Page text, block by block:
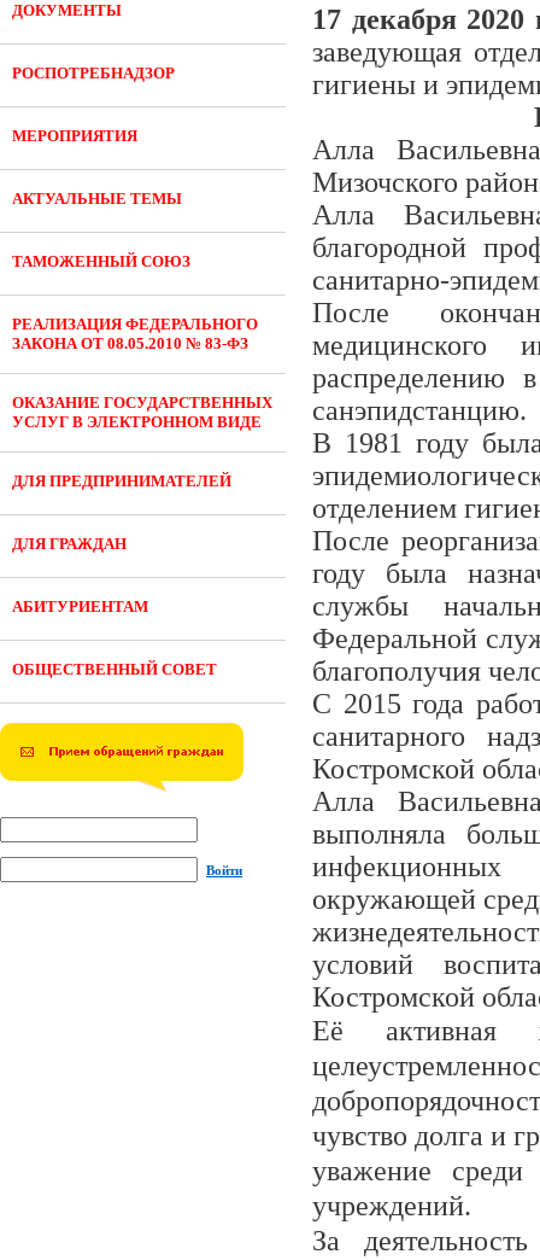
ДОКУМЕНТЫ
РОСПОТРЕБНАДЗОР
МЕРОПРИЯТИЯ
АКТУАЛЬНЫЕ ТЕМЫ
ТАМОЖЕННЫЙ СОЮЗ
РЕАЛИЗАЦИЯ ФЕДЕРАЛЬНОГО
ЗАКОНА ОТ 08.05.2010 № 83-ФЗ
ОКАЗАНИЕ ГОСУДАРСТВЕННЫХ
УСЛУГ В ЭЛЕКТРОННОМ ВИДЕ
ДЛЯ ПРЕДПРИНИМАТЕЛЕЙ
ДЛЯ ГРАЖДАН
АБИТУРИЕНТАМ
ОБЩЕСТВЕННЫЙ СОВЕТ
Войти
17 декабря
заведующая
гигиены и
Алла
Мизочского
Алла
благородной
санитарно-
После
медицинского
распределению
санэпидстанцию.
В 1981 году
отделением
После
году была
службы
Федеральной
благополучия
С 2015 года
санитарного
Костромской
Алла
выполняла
инфекционных
окружающей
условий
Костромской
Её активная
чувство долга и
уважение среди
учреждений.
За